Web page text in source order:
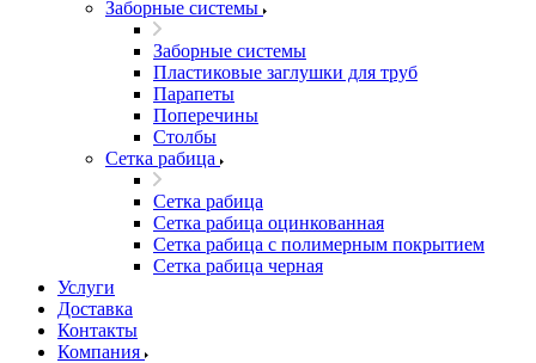
Заборные системы
Заборные системы
Пластиковые заглушки для труб
Парапеты
Поперечины
Столбы
Сетка рабица
Сетка рабица
Сетка рабица оцинкованная
Сетка рабица с полимерным покрытием
Сетка рабица черная
Услуги
Доставка
Контакты
Компания